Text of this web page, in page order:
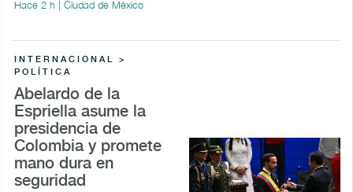
Hace 2 h | Ciudad de México
INTERNACIONAL >
POLÍTICA
Abelardo de la
Espriella asume la
presidencia de
Colombia y promete
mano dura en
seguridad